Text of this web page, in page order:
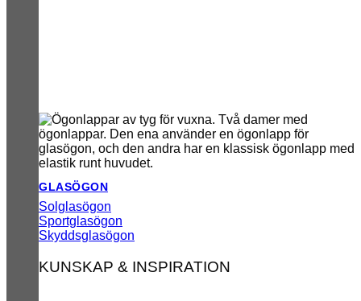
GLASÖGON
Solglasögon
Sportglasögon
Skyddsglasögon
KUNSKAP & INSPIRATION